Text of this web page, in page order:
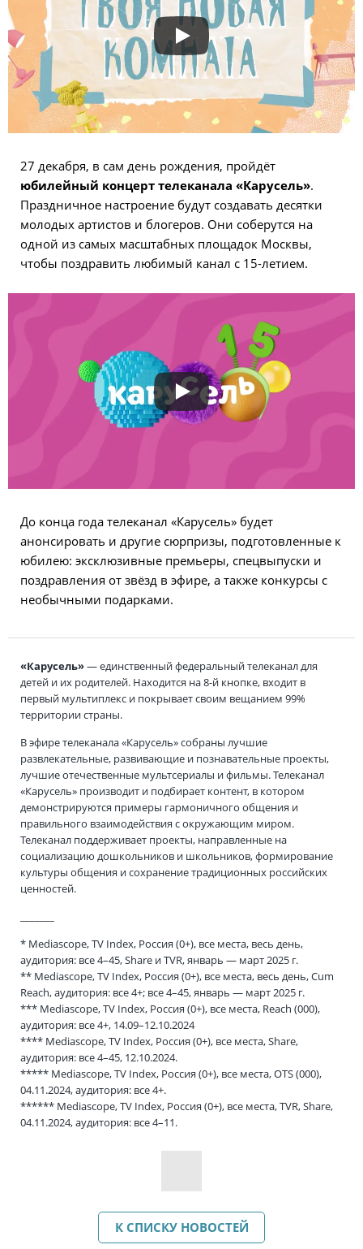
27 декабря, в сам день рождения, пройдёт
юбилейный концерт телеканала «Карусель».
Праздничное настроение будут создавать десятки
молодых артистов и блогеров. Они соберутся на
одной из самых масштабных площадок Москвы,
чтобы поздравить любимый канал с 15-летием.
До конца года телеканал «Карусель» будет
анонсировать и другие сюрпризы, подготовленные к
юбилею: эксклюзивные премьеры, спецвыпуски и
поздравления от звёзд в эфире, а также конкурсы с
необычными подарками.
«Карусель»— единственный федеральный телеканал для
детей и их родителей. Находится на 8-й кнопке, входит в
первый мультиплекс и покрывает своим вещанием 99%
территории страны.
В эфире телеканала «Карусель» собраны лучшие
развлекательные, развивающие и познавательные проекты,
лучшие отечественные мультсериалы и фильмы. Телеканал
«Карусель» производит и подбирает контент, в котором
демонстрируются примеры гармоничного общения и
правильного взаимодействия с окружающим миром.
Телеканал поддерживает проекты, направленные на
социализацию дошкольников и школьников, формирование
культуры общения и сохранение традиционных российских
ценностей.
* Mediascope, TV Index, Россия (0+), все места, весь день,
аудитория: все 4–45, Share и TVR, январь — март 2025 г.
** Mediascope, TV Index, Россия (0+), все места, весь день, Cum
Reach, аудитория: все 4+; все 4–45, январь — март 2025 г.
*** Mediascope, TV Index, Россия (0+), все места, Reach (000),
аудитория: все 4+, 14.09–12.10.2024
**** Mediascope, TV Index, Россия (0+), все места, Share,
аудитория: все 4–45, 12.10.2024.
***** Mediascope, TV Index, Россия (0+), все места, OTS (000),
04.11.2024, аудитория: все 4+.
****** Mediascope, TV Index, Россия (0+), все места, TVR, Share,
04.11.2024, аудитория: все 4–11.
К СПИСКУ НОВОСТЕЙ